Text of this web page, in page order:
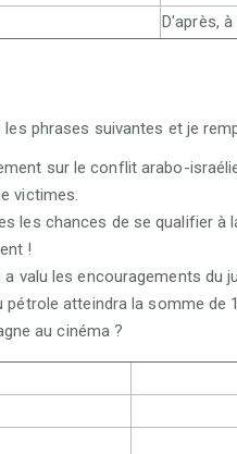
D'après, à
phrases suivantes et je
sur le conflit arabo-
victimes.
les chances de se qualifier à
!
valu les encouragements du
atteindra la somme de
au cinéma ?